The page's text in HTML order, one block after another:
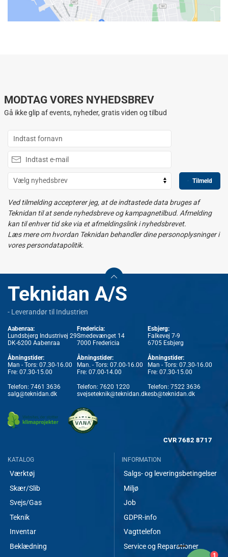
MODTAG VORES NYHEDSBREV
Gå ikke glip af events, nyheder, gratis viden og tilbud
Tilmeld
Ved tilmelding accepterer jeg, at de indtastede data bruges af
Teknidan til at sende nyhedsbreve og kampagnetilbud. Afmelding
kan til enhver tid ske via et afmeldingslink i nyhedsbrevet.
Læs mere om hvordan Teknidan behandler dine personoplysninger i
vores persondatapolitik.
Teknidan A/S
- Leverandør til Industrien
Aabenraa:
Lundsbjerg Industrivej 29
DK-6200 Aabenraa
Åbningstider:
Man - Tors: 07.30-16.00
Fre: 07.30-15.00
Telefon: 7461 3636
salg@teknidan.dk
Fredericia:
Smedevænget 14
7000 Fredericia
Åbningstider:
Man. - Tors: 07.00-16.00
Fre: 07.00-14.00
Telefon: 7620 1220
svejseteknik@teknidan.dk
Esbjerg:
Falkevej 7-9
6705 Esbjerg
Åbningstider:
Man - Tors: 07.30-16.00
Fre: 07.30-15.00
Telefon: 7522 3636
esb@teknidan.dk
CVR 7682 8717
KATALOG
Værktøj
Skær/Slib
Svejs/Gas
Teknik
Inventar
Beklædning
INFORMATION
Salgs- og leveringsbetingelser
Miljø
Job
GDPR-info
Vagttelefon
Service og Reparationer
1